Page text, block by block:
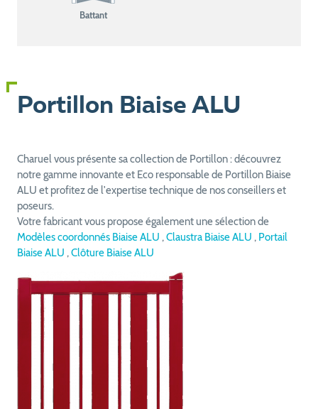
Battant
Portillon Biaise ALU
Charuel vous présente sa collection de Portillon : découvrez
notre gamme innovante et Eco responsable de Portillon Biaise
ALU et profitez de l'expertise technique de nos conseillers et
poseurs.
Votre fabricant vous propose également une sélection de
Modèles coordonnés Biaise ALU ,Claustra Biaise ALU , Portail
Biaise ALU ,Clôture Biaise ALU